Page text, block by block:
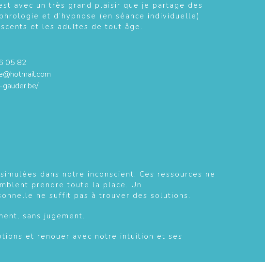
avec un très grand plaisir que je partage des
et d’hypnose (en séance individuelle)
et les adultes de tout âge.
05 82
dans notre inconscient. Ces ressources ne
prendre toute la place. Un
ne suffit pas à trouver des solutions.
sans jugement.
et renouer avec notre intuition et ses